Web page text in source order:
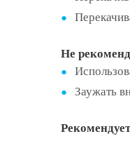
Не
Заужать